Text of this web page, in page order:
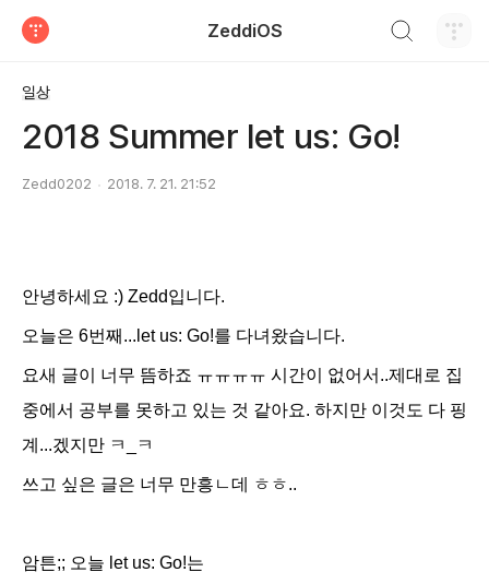
ZeddiOS
일상
2018 Summer let us: Go!
Zedd0202 2018. 7. 21. 21:52
안녕하세요 :) Zedd입니다.
오늘은 6번째...let us: Go!를 다녀왔습니다.
요새 글이 너무 뜸하죠 ㅠㅠㅠㅠ 시간이 없어서..제대로 집
중에서 공부를 못하고 있는 것 같아요. 하지만 이것도 다 핑
계...겠지만 ㅋ_ㅋ
쓰고 싶은 글은 너무 만흥ㄴ데 ㅎㅎ..
암튼;; 오늘 let us: Go!는